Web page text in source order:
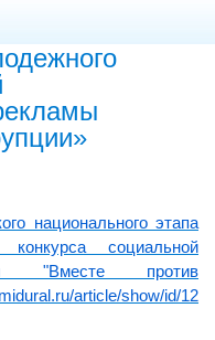
национального этапа
конкурса социальной
"Вместе против
article/show/id/12